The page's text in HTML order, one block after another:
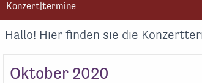
Konzert|termine
Hallo! Hier finden sie die
Oktober 2020